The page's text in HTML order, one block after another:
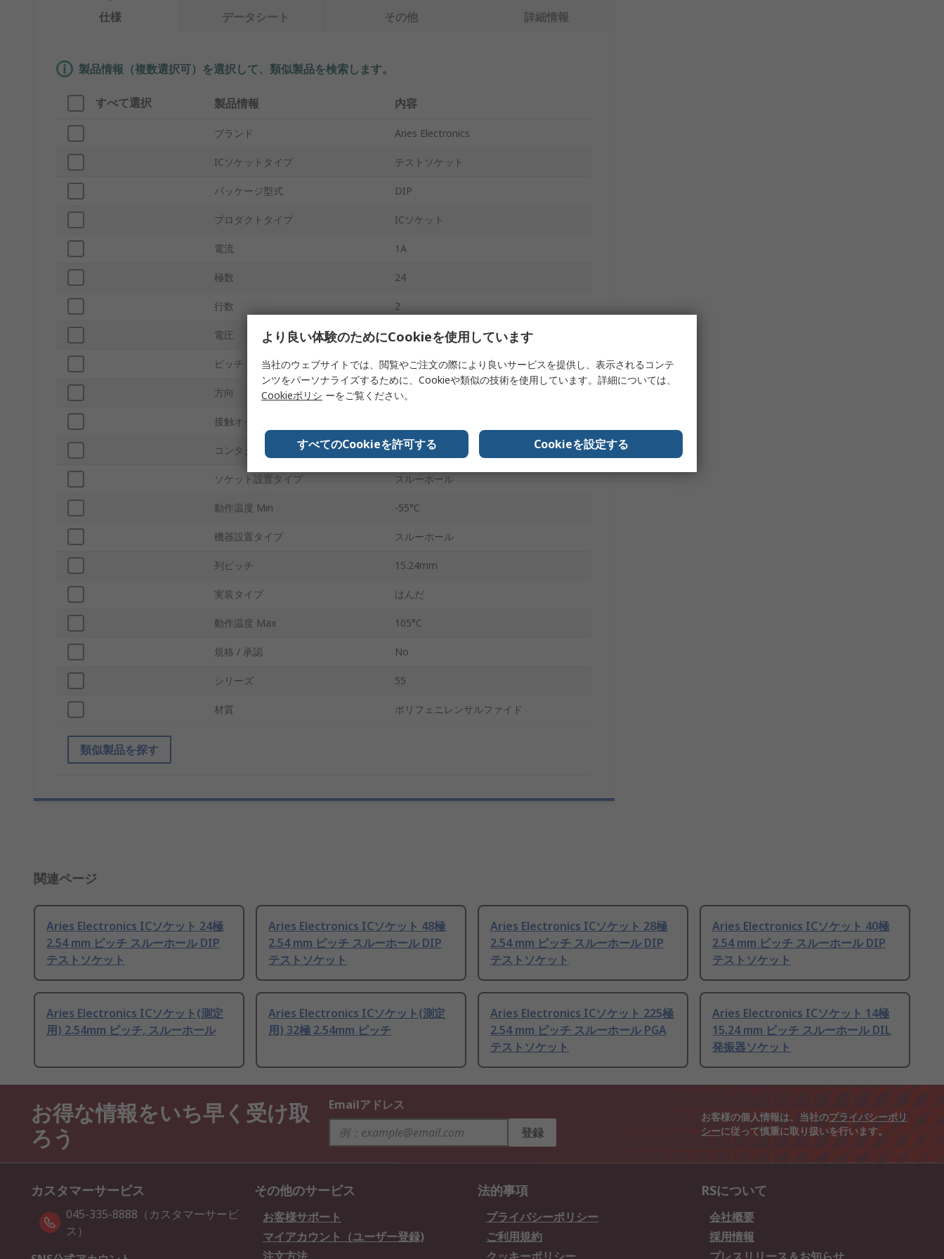
仕様 データシート その他 詳細情報
製品情報（複数選択可）を選択して、類似製品を検索します。
すべて選択 製品情報 内容
ブランド Aries Electronics
ICソケットタイプ テストソケット
パッケージ型式 DIP
プロダクトタイプ ICソケット
電流 1A
極数 24
行数 2
電圧 1kV
ピッチ 2.54mm
方向 ペンタイプナイフ
接触オペレーション
コンタクトポイント材質 ニッケルめっき上に金めっき
ソケット設置タイプ スルーホール
動作温度 Min -55°C
機器設置タイプ スルーホール
列ピッチ 15.24mm
実装タイプ はんだ
動作温度 Max 105°C
規格 / 承認 No
シリーズ 55
材質 ポリフェニレンサルファイド
類似製品を探す
関連ページ
Aries Electronics ICソケット 24極
2.54 mm ピッチ スルーホール DIP
テストソケット
Aries Electronics ICソケット 48極
2.54 mm ピッチ スルーホール DIP
テストソケット
Aries Electronics ICソケット 28極
2.54 mm ピッチ スルーホール DIP
テストソケット
Aries Electronics ICソケット 40極
2.54 mm ピッチ スルーホール DIP
テストソケット
Aries Electronics ICソケット(測定
用) 2.54mm ピッチ, スルーホール
Aries Electronics ICソケット(測定
用) 32極 2.54mm ピッチ
Aries Electronics ICソケット 225極
2.54 mm ピッチ スルーホール PGA
テストソケット
Aries Electronics ICソケット 14極
15.24 mm ピッチ スルーホール DIL
発振器ソケット
お得な情報をいち早く受け取
ろう
Emailアドレス
登録
お客様の個人情報は、当社のプライバシーポリ
シーに従って慎重に取り扱いを行います。
カスタマーサービス
045-335-8888（カスタマーサービ
ス）
その他のサービス
お客様サポート
マイアカウント（ユーザー登録)
法的事項
プライバシーポリシー
ご利用規約
RSについて
会社概要
採用情報
より良い体験のためにCookieを使用しています
当社のウェブサイトでは、閲覧やご注文の際により良いサービスを提供し、表示されるコンテ
ンツをパーソナライズするために、Cookieや類似の技術を使用しています。詳細については、
Cookieポリシ ーをご覧ください。
すべてのCookieを許可する Cookieを設定する